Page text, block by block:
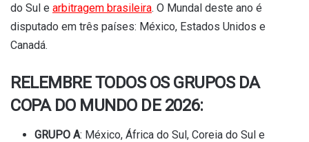
do Sul e arbitragem brasileira. O Mundal deste ano é
disputado em três países: México, Estados Unidos e
Canadá.
RELEMBRE TODOS OS GRUPOS DA
COPA DO MUNDO DE 2026:
GRUPO A: México, África do Sul, Coreia do Sul e